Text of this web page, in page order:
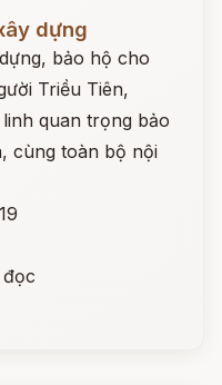
dựng
bảo hộ cho
Triều Tiên,
quan trọng bảo
cùng toàn bộ nội